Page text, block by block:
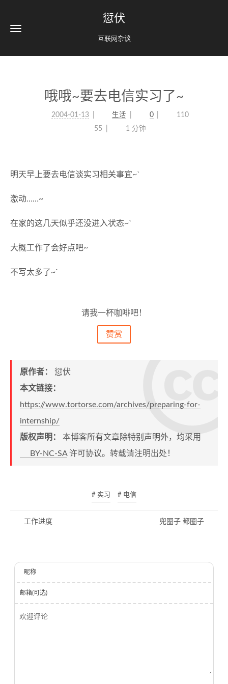
愆伏
互联网杂谈
哦哦~要去电信实习了~
2004-01-13 生活 0
110
55
1 分钟
明天早上要去电信谈实习相关事宜~`
激动……~
在家的这几天似乎还没进入状态~`
大概工作了会好点吧~
不写太多了~`
请我一杯咖啡吧！
赞赏
原作者： 愆伏
本文链接：
https://www.tortorse.com/archives/preparing-for-
internship/
版权声明： 本博客所有文章除特别声明外，均采用
BY-NC-SA许可协议。转载请注明出处！
# 实习 # 电信
工作进度 兜圈子 都圈子
昵称
邮箱(可选)